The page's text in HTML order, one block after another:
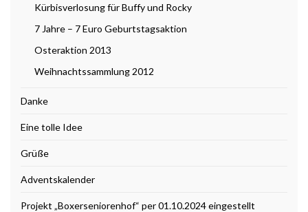
Kürbisverlosung für Buffy und Rocky
7 Jahre – 7 Euro Geburtstagsaktion
Osteraktion 2013
Weihnachtssammlung 2012
Danke
Eine tolle Idee
Grüße
Adventskalender
Projekt „Boxerseniorenhof“ per 01.10.2024 eingestellt